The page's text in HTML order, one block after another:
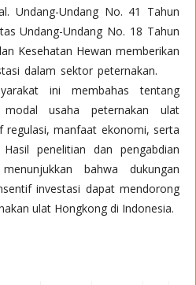
Undang-Undang No. 41 Tahun
Undang-Undang No. 18 Tahun
Kesehatan Hewan memberikan
dalam sektor peternakan.
ini membahas tentang
usaha peternakan ulat
regulasi, manfaat ekonomi, serta
penelitian dan pengabdian
bahwa dukungan
investasi dapat mendorong
ulat Hongkong di Indonesia.